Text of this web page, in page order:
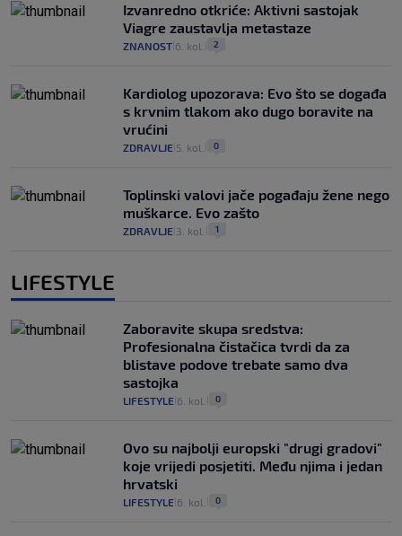
Izvanredno otkriće: Aktivni sastojak
Viagre zaustavlja metastaze
ZNANOST 6. kol. 2
Kardiolog upozorava: Evo što se događa
s krvnim tlakom ako dugo boravite na
vrućini
ZDRAVLJE 5. kol. 0
Toplinski valovi jače pogađaju žene nego
muškarce. Evo zašto
ZDRAVLJE 3. kol. 1
LIFESTYLE
Zaboravite skupa sredstva:
Profesionalna čistačica tvrdi da za
blistave podove trebate samo dva
sastojka
LIFESTYLE 6. kol. 0
Ovo su najbolji europski "drugi gradovi"
koje vrijedi posjetiti. Među njima i jedan
hrvatski
LIFESTYLE 6. kol. 0